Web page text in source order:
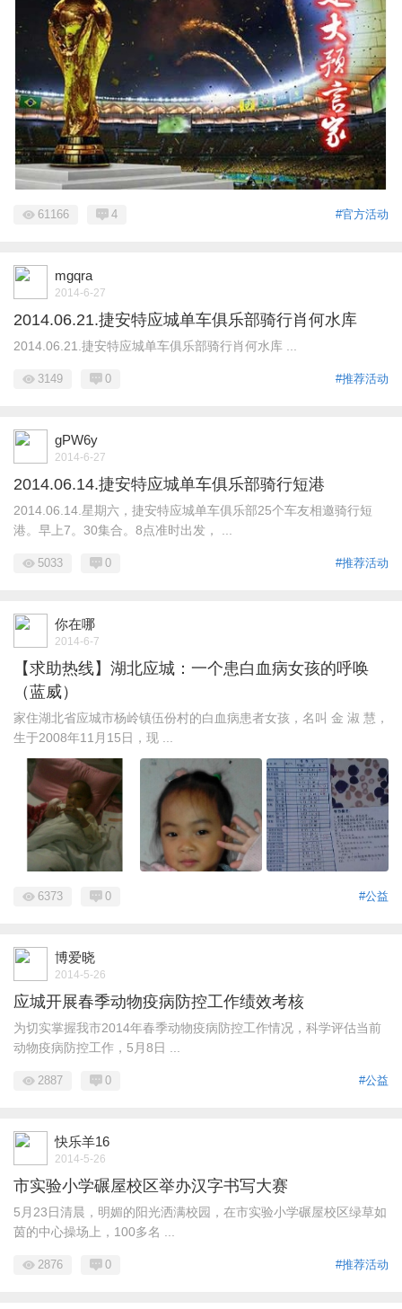
#官方活动
61166 4
mgqra
2014-6-27
2014.06.21.捷安特应城单车俱乐部骑行肖何水库
2014.06.21.捷安特应城单车俱乐部骑行肖何水库 ...
#推荐活动
3149 0
gPW6y
2014-6-27
2014.06.14.捷安特应城单车俱乐部骑行短港
2014.06.14.星期六，捷安特应城单车俱乐部25个车友相邀骑行短
港。早上7。30集合。8点准时出发， ...
#推荐活动
5033 0
你在哪
2014-6-7
【求助热线】湖北应城：一个患白血病女孩的呼唤
（蓝威）
家住湖北省应城市杨岭镇伍份村的白血病患者女孩，名叫 金 淑 慧，
生于2008年11月15日，现 ...
#公益
6373 0
博爱晓
2014-5-26
应城开展春季动物疫病防控工作绩效考核
为切实掌握我市2014年春季动物疫病防控工作情况，科学评估当前
动物疫病防控工作，5月8日 ...
#公益
2887 0
快乐羊16
2014-5-26
市实验小学碾屋校区举办汉字书写大赛
5月23日清晨，明媚的阳光洒满校园，在市实验小学碾屋校区绿草如
茵的中心操场上，100多名 ...
#推荐活动
2876 0